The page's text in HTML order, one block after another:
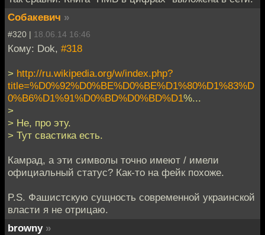
Собакевич »
#320 | 18.06.14 16:46
Кому: Dok, #318
> http://ru.wikipedia.org/w/index.php?
title=%D0%92%D0%BE%D0%BE%D1%80%D1%83%D
0%B6%D1%91%D0%BD%D0%BD%D1%...
>
> Не, про эту.
> Тут свастика есть.
Камрад, а эти символы точно имеют / имели
официальный статус? Как-то на фейк похоже.
P.S. Фашистскую сущность современной украинской
власти я не отрицаю.
browny »